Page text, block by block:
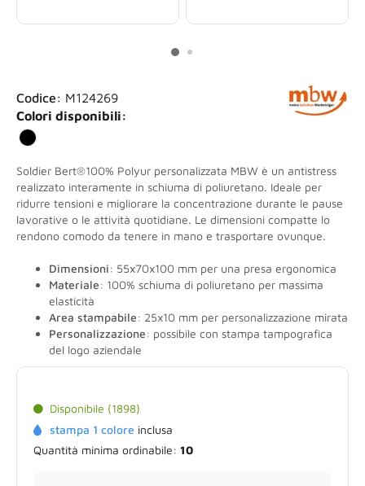
Codice: M124269
Colori disponibili:
Soldier Bert®100% Polyur personalizzata MBW è un antistress
realizzato interamente in schiuma di poliuretano. Ideale per
ridurre tensioni e migliorare la concentrazione durante le pause
lavorative o le attività quotidiane. Le dimensioni compatte lo
rendono comodo da tenere in mano e trasportare ovunque.
Dimensioni: 55x70x100 mm per una presa ergonomica
Materiale: 100% schiuma di poliuretano per massima
elasticità
Area stampabile: 25x10 mm per personalizzazione mirata
Personalizzazione: possibile con stampa tampografica
del logo aziendale
Disponibile (1898)
stampa 1 colore inclusa
Quantità minima ordinabile: 10